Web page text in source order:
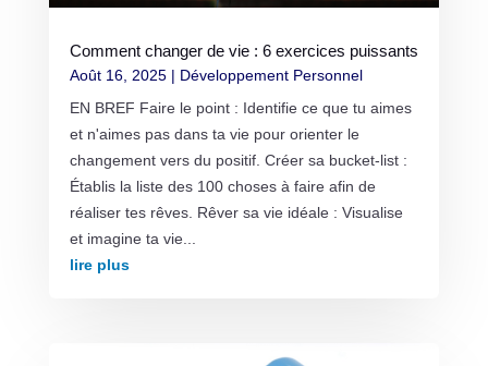
Comment changer de vie : 6 exercices puissants
Août 16, 2025| Développement Personnel
EN BREF Faire le point : Identifie ce que tu aimes
et n'aimes pas dans ta vie pour orienter le
changement vers du positif. Créer sa bucket-list :
Établis la liste des 100 choses à faire afin de
réaliser tes rêves. Rêver sa vie idéale : Visualise
et imagine ta vie...
lire plus